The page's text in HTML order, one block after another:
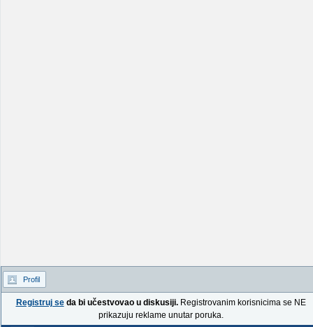
Profil
Registruj seda bi učestvovao u diskusiji.Registrovanim korisnicima se NE
prikazuju reklame unutar poruka.